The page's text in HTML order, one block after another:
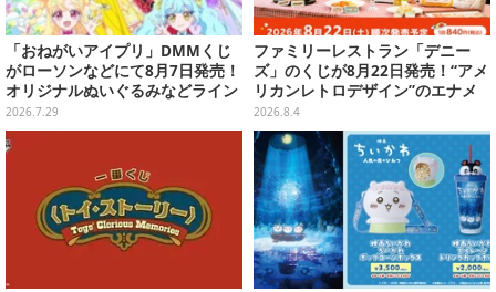
「おねがいアイプリ」DMMくじ
がローソンなどにて8月7日発売！
オリジナルぬいぐるみなどライン
ナップ、各等賞にスペシャルアイ
プリカードが付属
2026.7.29
ファミリーレストラン「デニー
ズ」のくじが8月22日発売！“アメ
リカンレトロデザイン”のエナメ
ルバッグやTシャツなど、日常使
いできるグッズを用意
2026.8.4